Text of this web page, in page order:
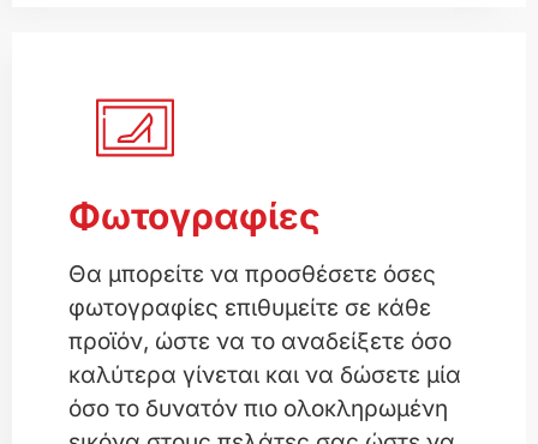
Φωτογραφίες
Θα μπορείτε να προσθέσετε όσες
φωτογραφίες επιθυμείτε σε κάθε
προϊόν, ώστε να το αναδείξετε όσο
καλύτερα γίνεται και να δώσετε μία
όσο το δυνατόν πιο ολοκληρωμένη